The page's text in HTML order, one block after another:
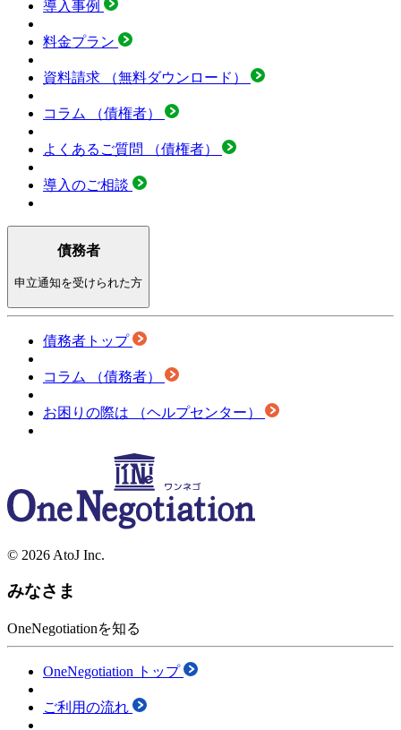
導入事例
料金プラン
資料請求 （無料ダウンロード）
コラム （債権者）
よくあるご質問 （債権者）
導入のご相談
債務者
申立通知を受けられた方
債務者トップ
コラム （債務者）
お困りの際は （ヘルプセンター）
© 2026 AtoJ Inc.
みなさま
OneNegotiationを知る
OneNegotiation トップ
ご利用の流れ